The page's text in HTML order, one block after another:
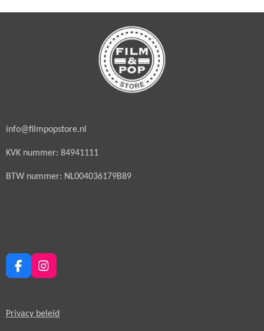
info@filmpopstore.nl
KVK nummer: 84941111
BTW nummer: NL004036179B89
F
a
b
I
n
a
Privacy beleid